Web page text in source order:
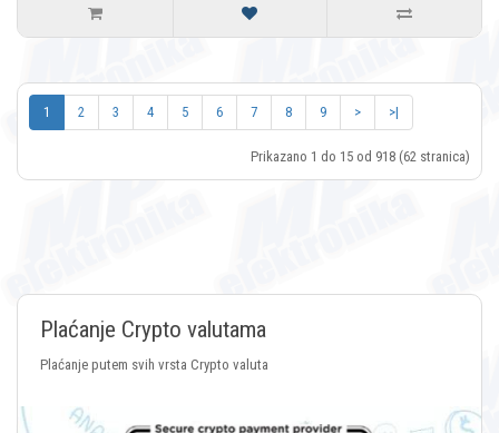
1 2 3 4 5 6 7 8 9 > >|
Prikazano 1 do 15 od 918 (62 stranica)
Plaćanje Crypto valutama
Plaćanje putem svih vrsta Crypto valuta